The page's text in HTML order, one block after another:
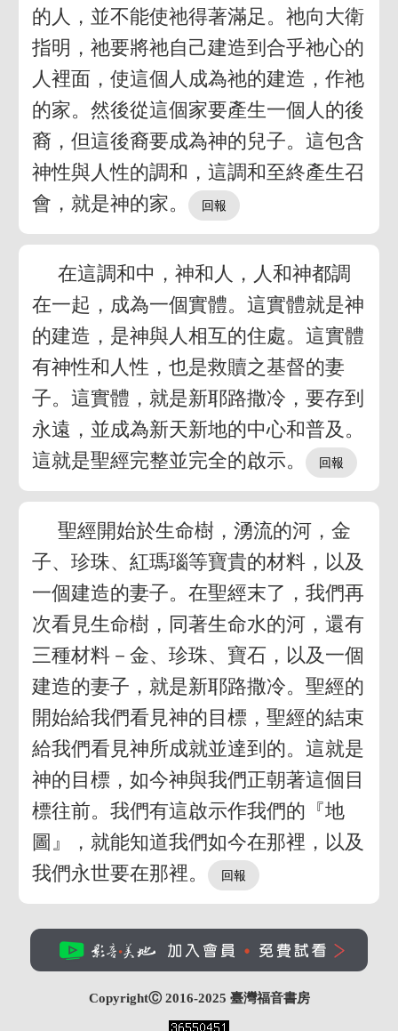
的人，並不能使祂得著滿足。祂向大衛
指明，祂要將祂自己建造到合乎祂心的
人裡面，使這個人成為祂的建造，作祂
的家。然後從這個家要產生一個人的後
裔，但這後裔要成為神的兒子。這包含
神性與人性的調和，這調和至終產生召
會，就是神的家。
在這調和中，神和人，人和神都調
在一起，成為一個實體。這實體就是神
的建造，是神與人相互的住處。這實體
有神性和人性，也是救贖之基督的妻
子。這實體，就是新耶路撒冷，要存到
永遠，並成為新天新地的中心和普及。
這就是聖經完整並完全的啟示。
聖經開始於生命樹，湧流的河，金
子、珍珠、紅瑪瑙等寶貴的材料，以及
一個建造的妻子。在聖經末了，我們再
次看見生命樹，同著生命水的河，還有
三種材料－金、珍珠、寶石，以及一個
建造的妻子，就是新耶路撒冷。聖經的
開始給我們看見神的目標，聖經的結束
給我們看見神所成就並達到的。這就是
神的目標，如今神與我們正朝著這個目
標往前。我們有這啟示作我們的『地
圖』，就能知道我們如今在那裡，以及
我們永世要在那裡。
CopyrightⒸ 2016-2025 臺灣福音書房